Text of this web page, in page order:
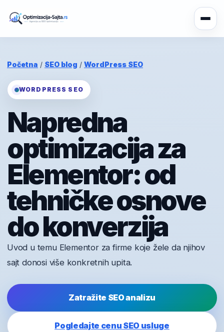
Početna / SEO blog / WordPress SEO
WORDPRESS SEO
Napredna
optimizacija za
Elementor: od
tehničke osnove
do konverzija
Uvod u temu Elementor za firme koje žele da njihov
sajt donosi više konkretnih upita.
Zatražite SEO analizu
Pogledajte cenu SEO usluge